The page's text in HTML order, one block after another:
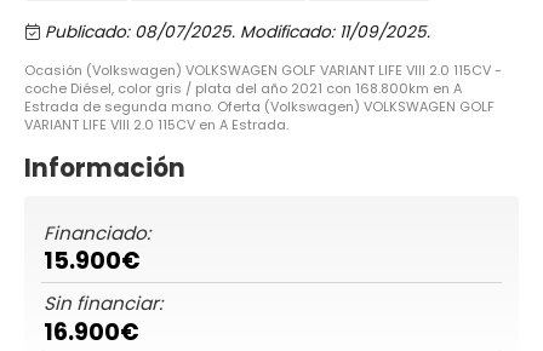
Publicado: 08/07/2025. Modificado: 11/09/2025.
Ocasión (Volkswagen) VOLKSWAGEN GOLF VARIANT LIFE VIII 2.0 115CV -
coche Diésel, color gris / plata del año 2021 con 168.800km en A
Estrada de segunda mano. Oferta (Volkswagen) VOLKSWAGEN GOLF
VARIANT LIFE VIII 2.0 115CV en A Estrada.
Información
Financiado:
15.900€
Sin financiar:
16.900€